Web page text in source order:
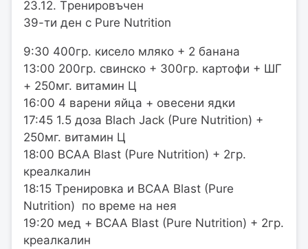
23.12. Tренировъчен
39-ти ден с Pure Nutrition
9:30 400гр. кисело мляко + 2 банана
13:00 200гр. свинско + 300гр. картофи + ШГ
+ 250мг. витамин Ц
16:00 4 варени яйца + овесени ядки
17:45 1.5 доза Blach Jack (Pure Nutrition) +
250мг. витамин Ц
18:00 BCAA Blast (Pure Nutrition) + 2гр.
креалкалин
18:15 Tренировка и BCAA Blast (Pure
Nutrition) по време на нея
19:20 мед + BCAA Blast (Pure Nutrition) + 2гр.
креалкалин